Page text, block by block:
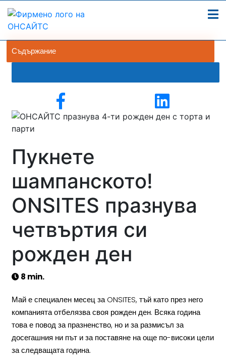
Съдържание
Пукнете
шампанското!
ONSITES празнува
четвъртия си
рожден ден
8 min.
Май е специален месец за ONSITES, тъй като през него
компанията отбелязва своя рожден ден. Всяка година
това е повод за празненство, но и за размисъл за
досегашния ни път и за поставяне на още по-високи цели
за следващата година.